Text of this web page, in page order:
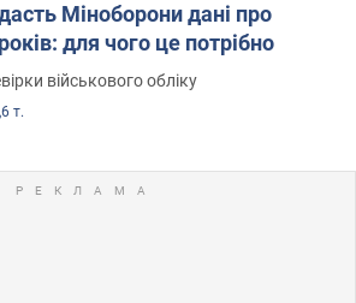
Міноборони дані про
для чого це потрібно
військового обліку
т.